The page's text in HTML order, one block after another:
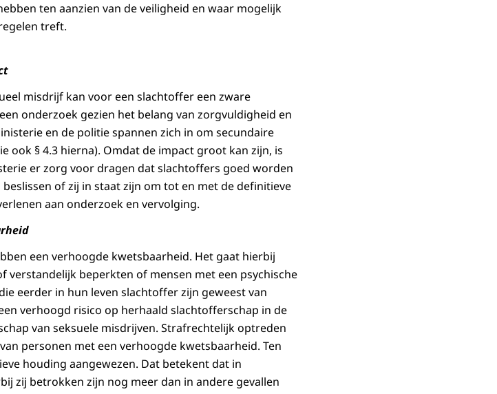
ten aanzien van de veiligheid en waar mogelijk
treft.
misdrijf kan voor een slachtoffer een zware
onderzoek gezien het belang van zorgvuldigheid en
en de politie spannen zich in om secundaire
ook § 4.3 hierna). Omdat de impact groot kan zijn, is
er zorg voor dragen dat slachtoffers goed worden
of zij in staat zijn om tot en met de definitieve
aan onderzoek en vervolging.
een verhoogde kwetsbaarheid. Het gaat hierbij
beperkten of mensen met een psychische
eerder in hun leven slachtoffer zijn geweest van
verhoogd risico op herhaald slachtofferschap in de
van seksuele misdrijven. Strafrechtelijk optreden
personen met een verhoogde kwetsbaarheid. Ten
houding aangewezen. Dat betekent dat in
zij betrokken zijn nog meer dan in andere gevallen